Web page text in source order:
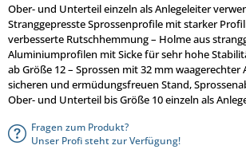
Ober- und Unterteil einzeln als Anlegeleiter
Stranggepresste Sprossenprofile mit starker
verbesserte Rutschhemmung – Holme aus
Aluminiumprofilen mit Sicke für sehr hohe
ab Größe 12 – Sprossen mit 32 mm
sicheren und ermüdungsfreuen Stand,
Ober- und Unterteil bis Größe 10 einzeln als
Fragen zum Produkt?
Unser Profi steht zur Verfügung!